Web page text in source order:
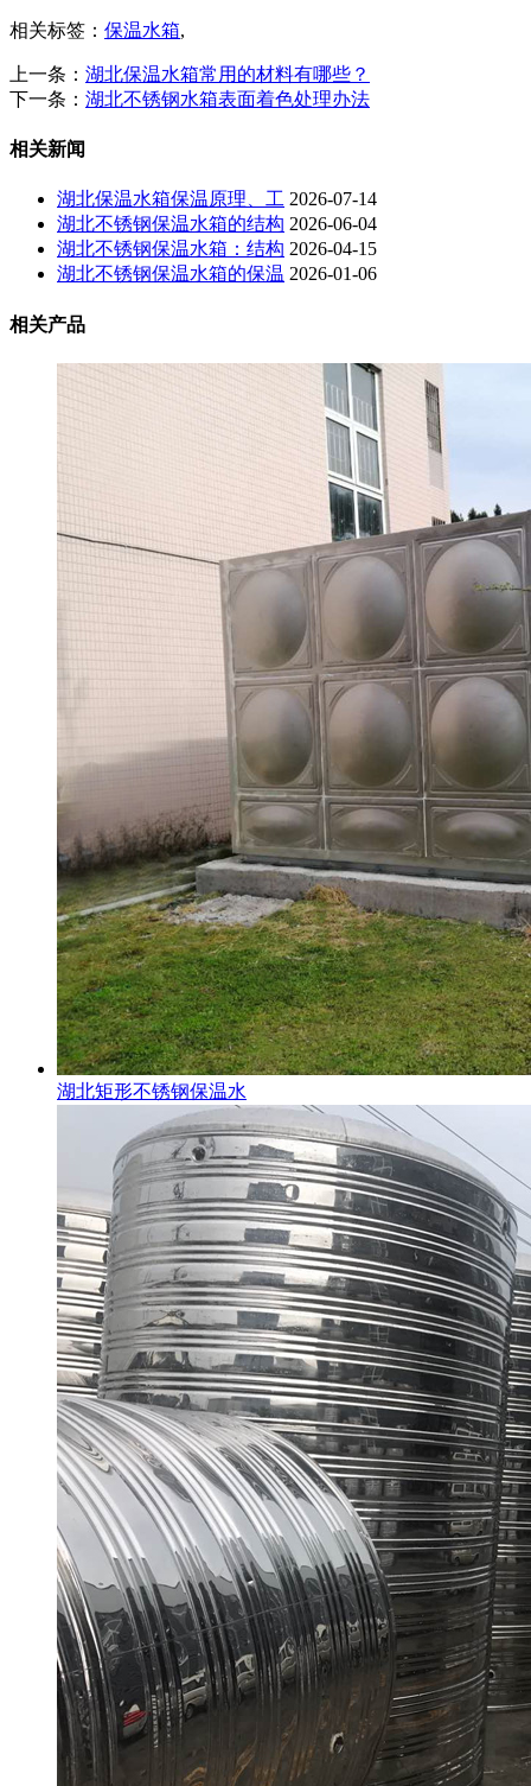
相关标签： 保温水箱,
上一条： 湖北保温水箱常用的材料有哪些？
下一条： 湖北不锈钢水箱表面着色处理办法
相关新闻
湖北保温水箱保温原理、工 2026-07-14
湖北不锈钢保温水箱的结构 2026-06-04
湖北不锈钢保温水箱：结构 2026-04-15
湖北不锈钢保温水箱的保温 2026-01-06
相关产品
湖北矩形不锈钢保温水